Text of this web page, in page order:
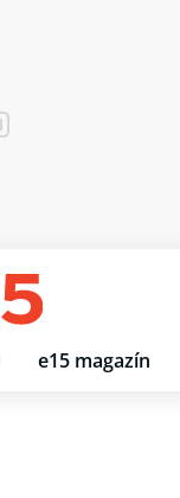
e15 magazín